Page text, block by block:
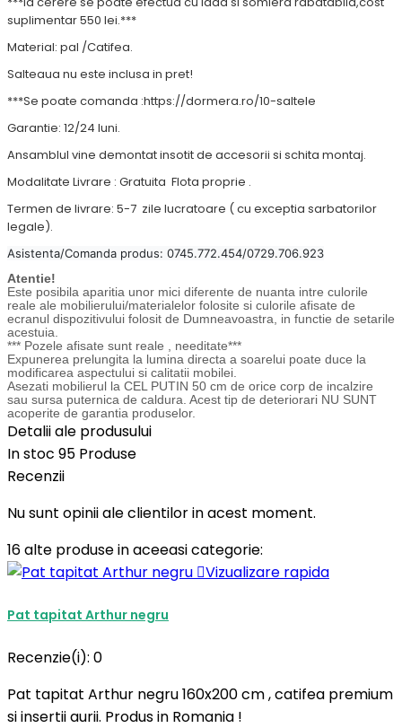
suplimentar 550 lei.***
Material: pal /Catifea.
Salteaua nu este inclusa in pret!
***Se poate comanda :https://dormera.ro/10-saltele
Garantie: 12/24 luni.
Ansamblul vine demontat insotit de accesorii si schita montaj.
Modalitate Livrare : Gratuita Flota proprie .
Termen de livrare: 5-7 zile lucratoare ( cu exceptia sarbatorilor
legale).
Asistenta/Comanda produs: 0745.772.454/0729.706.923
Atentie!
Este posibila aparitia unor mici diferente de nuanta intre culorile
reale ale mobilierului/materialelor folosite si culorile afisate de
ecranul dispozitivului folosit de Dumneavoastra, in functie de setarile
acestuia.
*** Pozele afisate sunt reale , needitate***
Expunerea prelungita la lumina directa a soarelui poate duce la
modificarea aspectului si calitatii mobilei.
Asezati mobilierul la CEL PUTIN 50 cm de orice corp de incalzire
sau sursa puternica de caldura. Acest tip de deteriorari NU SUNT
acoperite de garantia produselor.
Detalii ale produsului
In stoc 95 Produse
Recenzii
Nu sunt opinii ale clientilor in acest moment.
16 alte produse in aceeasi categorie:
Vizualizare rapida
Pat tapitat Arthur negru
Recenzie(i): 0
Pat tapitat Arthur negru 160x200 cm , catifea premium
si insertii aurii. Produs in Romania !